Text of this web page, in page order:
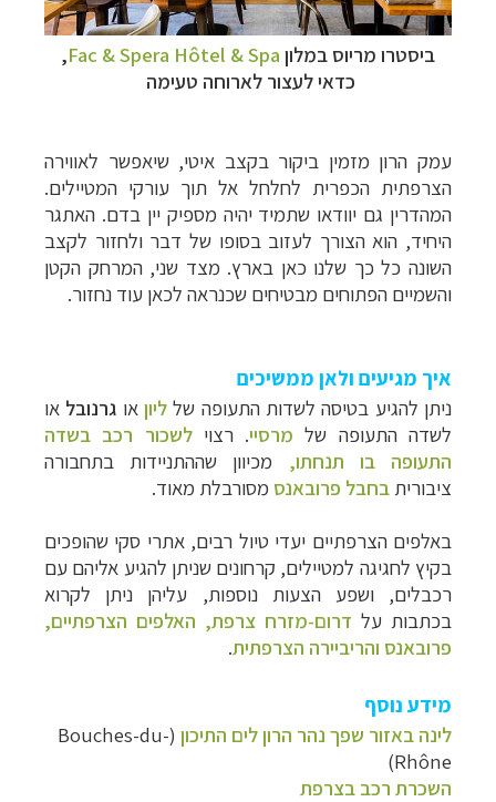
ביסטרו מריוס במלון Fac & Spera Hôtel & Spa
,
כדאי לעצור לארוחה טעימה
עמק הרון מזמין ביקור בקצב איטי, שיאפשר לאווירה
הצרפתית הכפרית לחלחל אל תוך עורקי המטיילים.
המהדרין גם יוודאו שתמיד יהיה מספיק יין בדם. האתגר
היחיד, הוא הצורך לעזוב בסופו של דבר ולחזור לקצב
השונה כל כך שלנו כאן בארץ. מצד שני, המרחק הקטן
והשמיים הפתוחים מבטיחים שכנראה לכאן עוד נחזור.
איך מגיעים ולאן ממשיכים
ניתן להגיע בטיסה לשדות התעופה של ליוןאו גרנובל או
לשדה התעופה של מרסיי. רצוילשכור רכב בשדה
התעופה בו תנחתו, מכיוון שההתניידות בתחבורה
ציבוריתבחבל פרובאנס מסורבלת מאוד.
באלפים הצרפתיים יעדי טיול רבים, אתרי סקי שהופכים
בקיץ לחגיגה למטיילים, קרחונים שניתן להגיע אליהם עם
רכבלים, ושפע הצעות נוספות, עליהן ניתן לקרוא
בכתבות על דרום-מזרח צרפת, האלפים הצרפתיים,
פרובאנס והריביירה הצרפתית.
מידע נוסף
לינה באזור שפך נהר הרון לים התיכון (Bouches-du-
Rhône)
השכרת רכב בצרפת